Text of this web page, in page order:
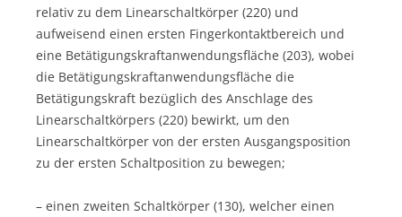
relativ zu dem Linearschaltkörper (220) und
aufweisend einen ersten Fingerkontaktbereich und
eine Betätigungskraftanwendungsfläche (203), wobei
die Betätigungskraftanwendungsfläche die
Betätigungskraft bezüglich des Anschlage des
Linearschaltkörpers (220) bewirkt, um den
Linearschaltkörper von der ersten Ausgangsposition
zu der ersten Schaltposition zu bewegen;
– einen zweiten Schaltkörper (130), welcher einen